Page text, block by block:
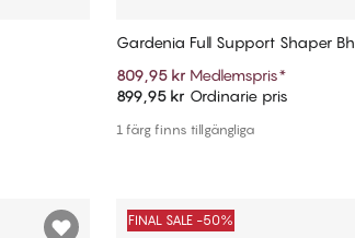
Lägg till i varukorg
Gardenia Full Support Shaper Bh
809,95 kr Medlemspris*
899,95 kr Ordinarie pris
1 färg finns tillgängliga
FINAL SALE -50%